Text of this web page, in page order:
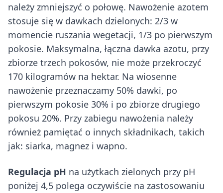
należy zmniejszyć o połowę. Nawożenie azotem
stosuje się w dawkach dzielonych: 2/3 w
momencie ruszania wegetacji, 1/3 po pierwszym
pokosie. Maksymalna, łączna dawka azotu, przy
zbiorze trzech pokosów, nie może przekroczyć
170 kilogramów na hektar. Na wiosenne
nawożenie przeznaczamy 50% dawki, po
pierwszym pokosie 30% i po zbiorze drugiego
pokosu 20%. Przy zabiegu nawożenia należy
również pamiętać o innych składnikach, takich
jak: siarka, magnez i wapno.
Regulacja pH na użytkach zielonych przy pH
poniżej 4,5 polega oczywiście na zastosowaniu